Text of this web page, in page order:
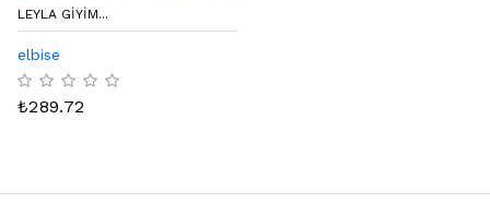
LEYLA GIYIM...
elbise
₺289.72